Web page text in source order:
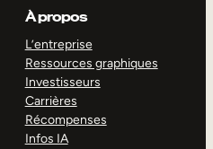
À propos
L’entreprise
Ressources graphiques
Investisseurs
Carrières
Récompenses
Infos IA